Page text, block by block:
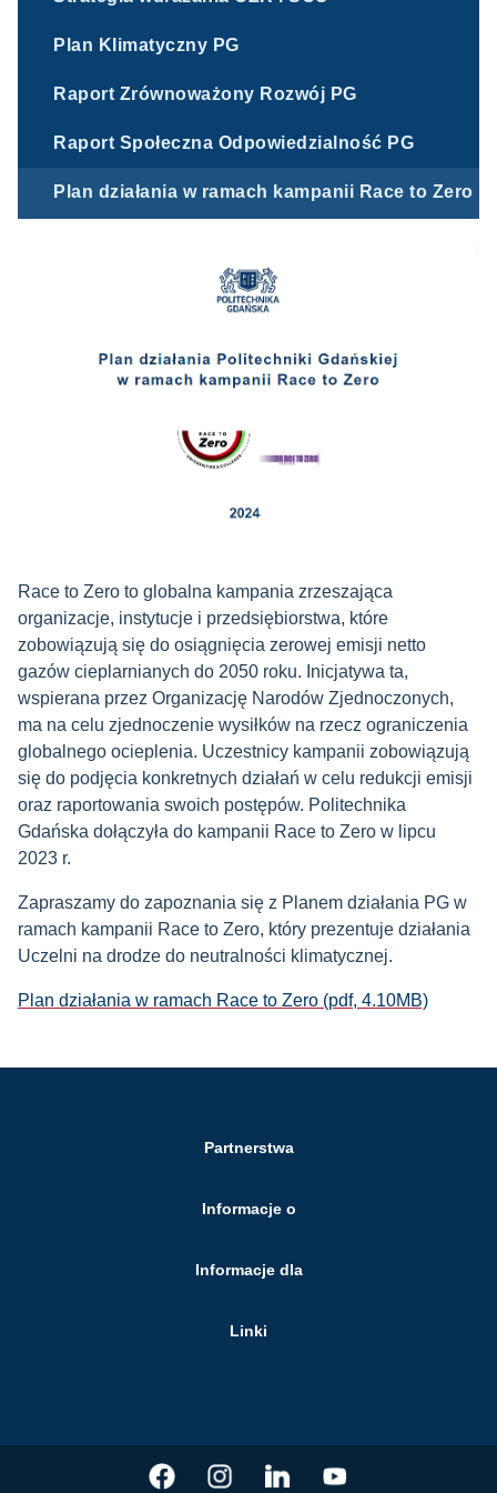
Plan Klimatyczny PG
Raport Zrównoważony Rozwój PG
Raport Społeczna Odpowiedzialność PG
Plan działania w ramach kampanii Race to Zero
Race to Zero to globalna kampania zrzeszająca
organizacje, instytucje i przedsiębiorstwa, które
zobowiązują się do osiągnięcia zerowej emisji netto
gazów cieplarnianych do 2050 roku. Inicjatywa ta,
wspierana przez Organizację Narodów Zjednoczonych,
ma na celu zjednoczenie wysiłków na rzecz ograniczenia
globalnego ocieplenia. Uczestnicy kampanii zobowiązują
się do podjęcia konkretnych działań w celu redukcji emisji
oraz raportowania swoich postępów. Politechnika
Gdańska dołączyła do kampanii Race to Zero w lipcu
2023 r.
Zapraszamy do zapoznania się z Planem działania PG w
ramach kampanii Race to Zero, który prezentuje działania
Uczelni na drodze do neutralności klimatycznej.
Plan działania w ramach Race to Zero (pdf, 4.10MB)
Partnerstwa
Informacje o
Informacje dla
Linki